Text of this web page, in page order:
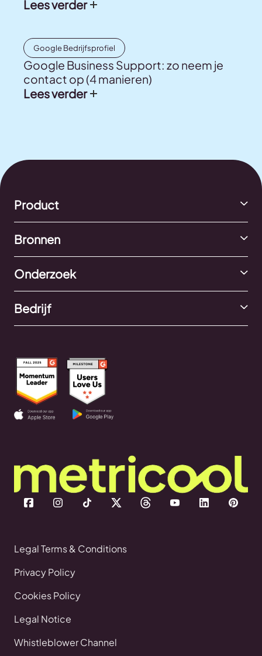
Lees verder
Google Bedrijfsprofiel
Google Business Support: zo neem je
contact op (4 manieren)
Lees verder
Product
Bronnen
Onderzoek
Bedrijf
Legal Terms & Conditions
Privacy Policy
Cookies Policy
Legal Notice
Whistleblower Channel